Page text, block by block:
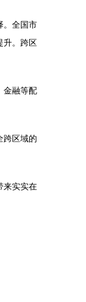
。全国市
升。跨区
金融等配
跨区域的
来实实在